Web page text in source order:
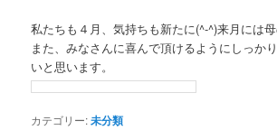
私たちも４月、気持ちも新たに(^-^)来月には母
また、みなさんに喜んで頂けるようにしっか
いと思います。
カテゴリー:未分類